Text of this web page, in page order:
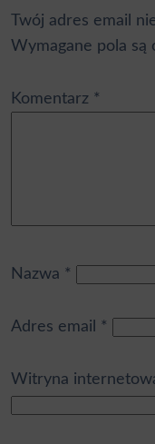
Twój adres email
Wymagane pola są
Komentarz *
Nazwa *
Adres email *
Witryna